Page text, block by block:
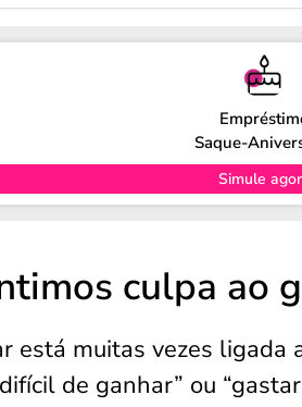
Saque-
Simule
culpa ao
está muitas vezes ligada
de ganhar” ou